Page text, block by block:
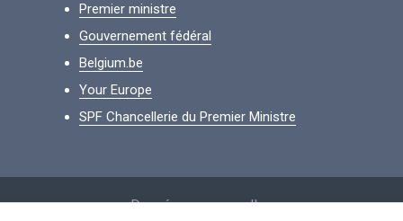
Premier ministre
Gouvernement fédéral
Belgium.be
Your Europe
SPF Chancellerie du Premier Ministre
Données personnelles